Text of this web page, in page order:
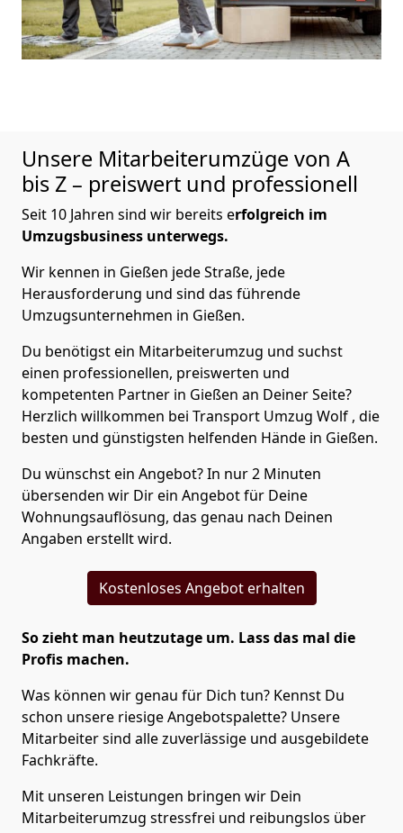
Unsere Mitarbeiterumzüge von A
bis Z – preiswert und professionell
Seit 10 Jahren sind wir bereits erfolgreich im
Umzugsbusiness unterwegs.
Wir kennen in Gießen jede Straße, jede
Herausforderung und sind das führende
Umzugsunternehmen in Gießen.
Du benötigst ein Mitarbeiterumzug und suchst
einen professionellen, preiswerten und
kompetenten Partner in Gießen an Deiner Seite?
Herzlich willkommen bei Transport Umzug Wolf , die
besten und günstigsten helfenden Hände in Gießen.
Du wünschst ein Angebot? In nur 2 Minuten
übersenden wir Dir ein Angebot für Deine
Wohnungsauflösung, das genau nach Deinen
Angaben erstellt wird.
Kostenloses Angebot erhalten
So zieht man heutzutage um. Lass das mal die
Profis machen.
Was können wir genau für Dich tun? Kennst Du
schon unsere riesige Angebotspalette? Unsere
Mitarbeiter sind alle zuverlässige und ausgebildete
Fachkräfte.
Mit unseren Leistungen bringen wir Dein
Mitarbeiterumzug stressfrei und reibungslos über